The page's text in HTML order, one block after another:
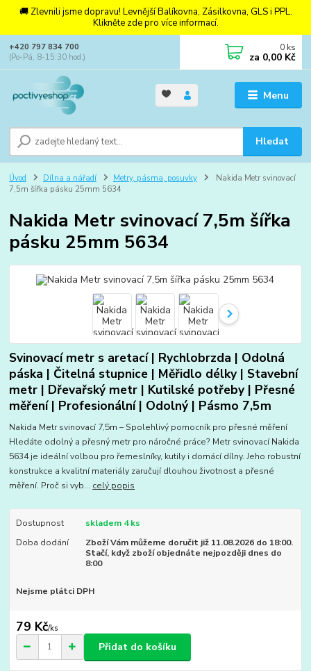
🚚 Zlevnili jsme dopravu! Levnější Balíkovna, Zásilkovna, GLS i PPL.
Klikněte zde pro více informací.
Menu
Hledat
+420 797 834 700
(Po-Pá, 8-15:30 hod.)
0 ks
za 0,00 Kč
Úvod Dílna a nářadí Metry, pásma, posuvky
Nakida Metr svinovací
7,5m šířka pásku 25mm 5634
Nakida Metr svinovací 7,5m šířka
pásku 25mm 5634
Svinovací metr s aretací | Rychlobrzda | Odolná
páska | Čitelná stupnice | Měřidlo délky | Stavební
metr | Dřevařský metr | Kutilské potřeby | Přesné
měření | Profesionální | Odolný | Pásmo 7,5m
Nakida Metr svinovací 7,5m – Spolehlivý pomocník pro přesné měření
Hledáte odolný a přesný metr pro náročné práce? Metr svinovací Nakida
5634 je ideální volbou pro řemeslníky, kutily i domácí dílny. Jeho robustní
konstrukce a kvalitní materiály zaručují dlouhou životnost a přesné
měření. Proč si vyb... celý popis
Dostupnost
skladem 4 ks
Doba dodání
Zboží Vám můžeme doručit již 11.08.2026 do 18:00.
Stačí, když zboží objednáte nejpozději dnes do
8:00
Nejsme plátci DPH
79 Kč/ks
Přidat do košíku